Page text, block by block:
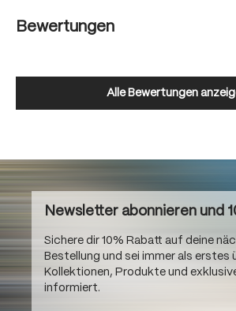
Bewertungen
Alle Bewertungen
Newsletter abonnieren und
Sichere dir 10% Rabatt auf deine
Bestellung und sei immer als erstes
Kollektionen, Produkte und
informiert.